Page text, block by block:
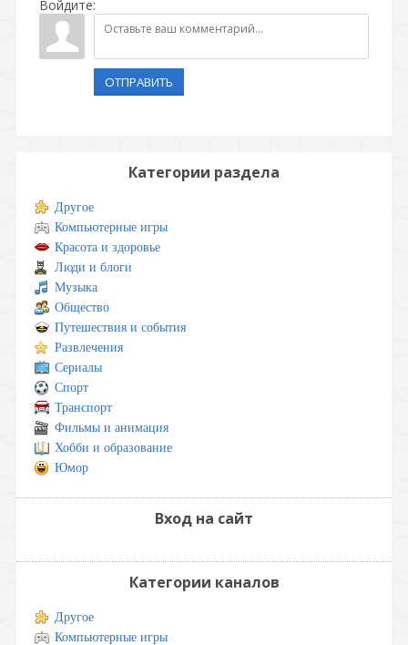
Войдите:
ОТПРАВИТЬ
Категории раздела
Другое
Компьютерные игры
Красота и здоровье
Люди и блоги
Музыка
Общество
Путешествия и события
Развлечения
Сериалы
Спорт
Транспорт
Фильмы и анимация
Хобби и образование
Юмор
Вход на сайт
Категории каналов
Другое
Компьютерные игры